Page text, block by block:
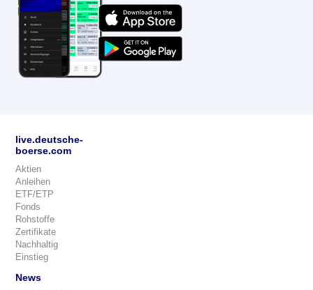
live.deutsche-
boerse.com
Aktien
Anleihen
ETF/ETP
Fonds
Rohstoffe
Zertifikate
Nachhaltig
Einstieg
News